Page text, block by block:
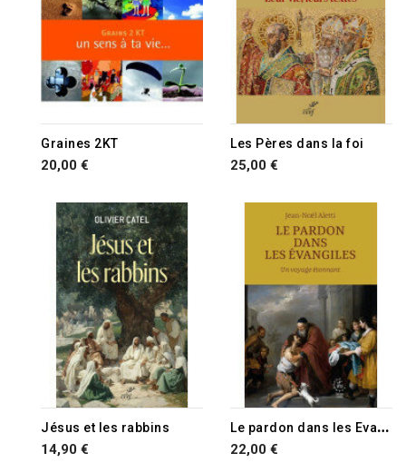
Graines 2KT
20,00 €
Les Pères dans la foi
25,00 €
Jésus et les rabbins
14,90 €
L
e pardon dans les Evangiles
22,00 €